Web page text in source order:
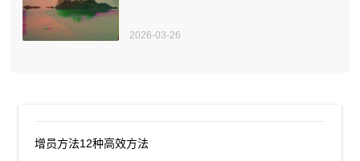
2026-03-26
增员方法12种高效方法